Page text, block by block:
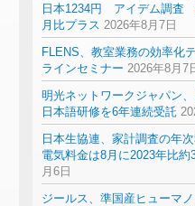
日本1234円 アイデム調査
月比プラス 2026年8月7日
FLENS、教室業務の効率化
ラインセミナー 2026年8月7
明光ネットワークジャパン
日本語研修を6年連続受託
日本生協連、家計調査の年
電気料金は8月に2023年比約
月6日
ジールス、準国産ヒューマ